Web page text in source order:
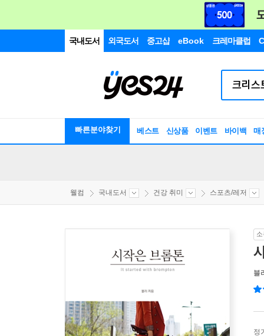
국내도서 외국도서 중고샵 eBook 크레마클럽
빠른분야찾기 베스트 신상품 이벤트 바이백 매
웰컴 국내도서 건강 취미 스포츠/레저
블
정